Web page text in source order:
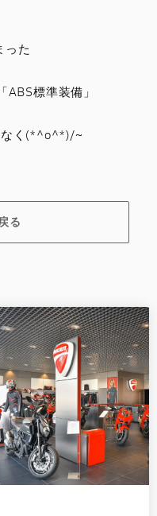
った
標準装備」
なく(*^o^*)/~
る